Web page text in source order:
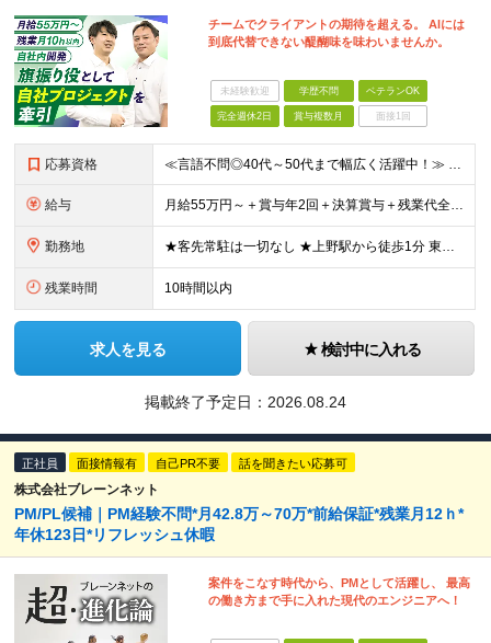
チームでクライアントの期待を超える。 AIには
到底代替できない醍醐味を味わいませんか。
未経験歓迎 学歴不問 ベテランOK
完全週休2日 賞与複数月 面接1回
応募資格 ≪言語不問◎40代～50代まで幅広く活躍中！≫ ■学歴不問 ■開発経験をお持ちの方 ★PM/PL、社内管理職などマネジメント経験をお持ちの方は優遇します！
給与 月給55万円～＋賞与年2回＋決算賞与＋残業代全額支給＋各手当 ※月給の金額は経験やスキルを考慮して、決定します ※残業代は別途全額支給します ※試用期間6ヶ月（期間中の給与・待遇に差異はありません）
勤務地 ★客先常駐は一切なし ★上野駅から徒歩1分 東京都台東区東上野3丁目18-7 上野駅前ビル ※（変更の範囲）上記を除く当社関連勤務地
残業時間 10時間以内
求人を見る 検討中に入れる
掲載終了予定日： 2026.08.24
正社員 面接情報有 自己PR不要 話を聞きたい応募可
株式会社ブレーンネット
PM/PL候補｜PM経験不問*月42.8万～70万*前給保証*残業月12ｈ*
年休123日*リフレッシュ休暇
案件をこなす時代から、PMとして活躍し、 最高
の働き方まで手に入れた現代のエンジニアへ！